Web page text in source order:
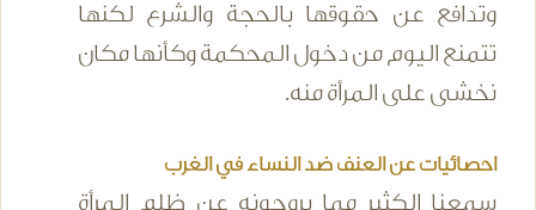
وتدافع عن حقوقها بالحجة والشرع لكنها
تتمنع اليوم من دخول المحكمة وكأنها مكان
نخشى على المرأة منه.
احصائيات عن العنف ضد النساء في الغرب
سمعنا الكثير مما يروجونه عن ظلم المرأة